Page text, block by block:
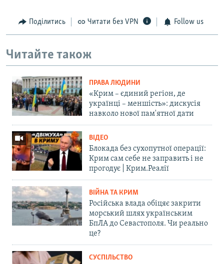
Поділитись Читати без VPN Follow us
Читайте також
ПРАВА ЛЮДИНИ
«Крим – єдиний регіон, де
українці – меншість»: дискусія
навколо нової пам'ятної дати
ВІДЕО
Блокада без сухопутної операції:
Крим сам себе не заправить і не
прогодує | Крим.Реалії
ВІЙНА ТА КРИМ
Російська влада обіцяє закрити
морський шлях українським
БпЛА до Севастополя. Чи реально
це?
СУСПІЛЬСТВО